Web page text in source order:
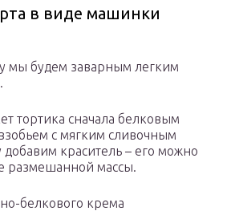
в виде машинки
мы будем заварным легким
тортика сначала белковым
с мягким сливочным
добавим краситель – его можно
размешанной массы.
белкового крема